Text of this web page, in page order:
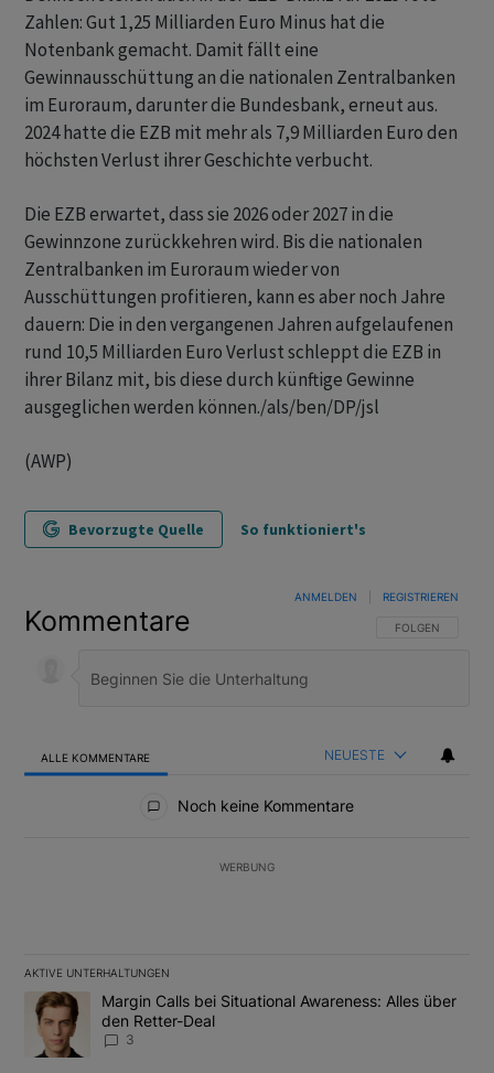
Zahlen: Gut 1,25 Milliarden Euro Minus hat die
Notenbank gemacht. Damit fällt eine
Gewinnausschüttung an die nationalen Zentralbanken
im Euroraum, darunter die Bundesbank, erneut aus.
2024 hatte die EZB mit mehr als 7,9 Milliarden Euro den
höchsten Verlust ihrer Geschichte verbucht.
Die EZB erwartet, dass sie 2026 oder 2027 in die
Gewinnzone zurückkehren wird. Bis die nationalen
Zentralbanken im Euroraum wieder von
Ausschüttungen profitieren, kann es aber noch Jahre
dauern: Die in den vergangenen Jahren aufgelaufenen
rund 10,5 Milliarden Euro Verlust schleppt die EZB in
ihrer Bilanz mit, bis diese durch künftige Gewinne
ausgeglichen werden können./als/ben/DP/jsl
(AWP)
Bevorzugte Quelle So funktioniert's
Kommentare FOLGE DIESER
FOLGEN
ANMELDEN REGISTRIEREN
ALLE KOMMENTARE NEUESTE
Noch keine Kommentare
WERBUNG
AKTIVE UNTERHALTUNGEN
Das Folgende ist eine Liste der am meisten kommentierten
Ein Trendartikel mit dem Titel "Margin Calls bei Situational
Margin Calls bei Situational Awareness: Alles über
den Retter-Deal
3